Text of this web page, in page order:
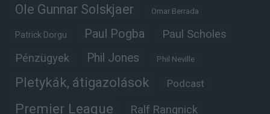
Ole Gunnar Solskjaer Omar Berrada
Patrick Dorgu Paul Pogba Paul Scholes
Pénzügyek Phil Jones Phil Neville
Pletykák, átigazolások Podcast
Premier League Ralf Rangnick